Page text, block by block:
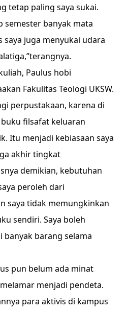
tetap paling saya sukai.
semester banyak mata
saya juga menyukai udara
Paulus hobi
Fakulitas Teologi UKSW.
perpustakaan, karena di
filsafat keluaran
Itu menjadi kebiasaan saya
akhir tingkat
demikian, kebutuhan
peroleh dari
saya tidak memungkinkan
sendiri. Saya boleh
barang selama
pun belum ada minat
menjadi pendeta.
para aktivis di kampus